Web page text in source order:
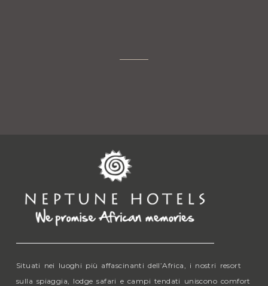
Situati nei luoghi più affascinanti dell’Africa, i nostri resort
sulla spiaggia, lodge safari e campi tendati uniscono comfort